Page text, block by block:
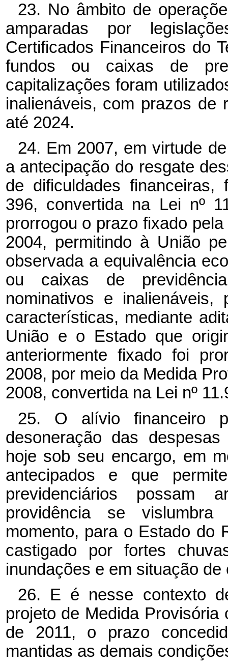
23. No âmbito de
amparadas por
Certificados Financeiros do
fundos ou caixas de
capitalizações foram
inalienáveis, com prazos de
até 2024.
24. Em 2007, em virtude
a antecipação do resgate
de dificuldades
396, convertida na Lei nº
prorrogou o prazo fixado
2004, permitindo à União
observada a equivalência
ou caixas de
nominativos e
características, mediante
União e o Estado que
anteriormente fixado foi
2008, por meio da Medida
2008, convertida na Lei nº
25. O alívio financeiro
desoneração das
hoje sob seu encargo, em
antecipados e que
previdenciários possam
providência se vislumbra
momento, para o Estado do
castigado por fortes
inundações e em situação
26. E é nesse contexto
projeto de Medida
de 2011, o prazo
mantidas as demais